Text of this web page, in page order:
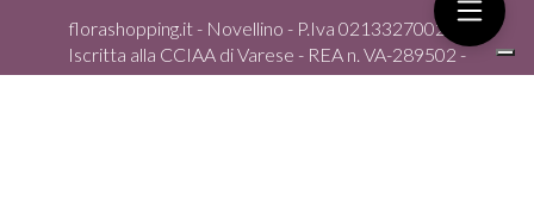
florashopping.it - Novellino - P.Iva 02133270021 -
Iscritta alla CCIAA di Varese - REA n. VA-289502 -
Copyright 2024 - Tutti i diritti riservati